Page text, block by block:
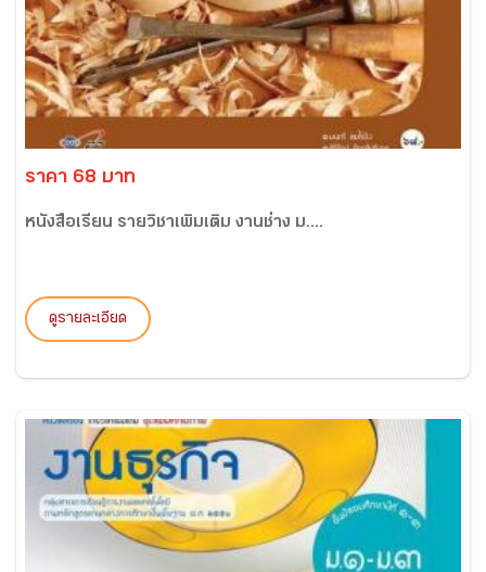
ราคา 68 บาท
หนังสือเรียน รายวิชาเพิ่มเติม งานช่าง ม....
ดูรายละเอียด